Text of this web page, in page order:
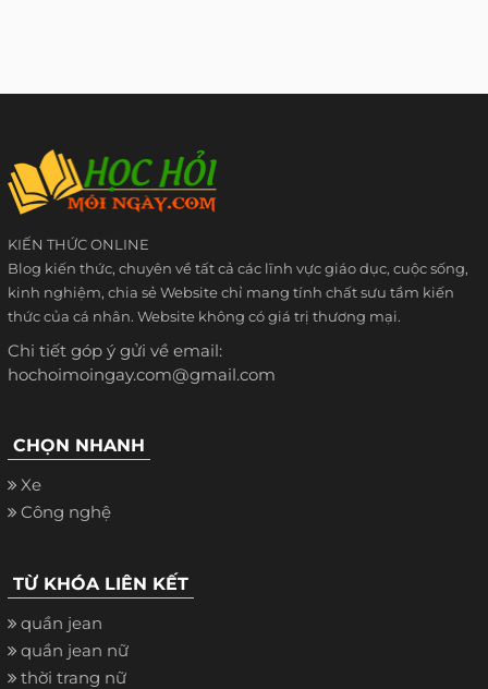
KIẾN THỨC ONLINE
Blog kiến thức, chuyên về tất cả các lĩnh vực giáo dục, cuộc sống,
kinh nghiệm, chia sẻ Website chỉ mang tính chất sưu tầm kiến
thức của cá nhân. Website không có giá trị thương mại.
Chi tiết góp ý gửi về email:
hochoimoingay.com@gmail.com
CHỌN NHANH
Xe
Công nghệ
TỪ KHÓA LIÊN KẾT
quần jean
quần jean nữ
thời trang nữ